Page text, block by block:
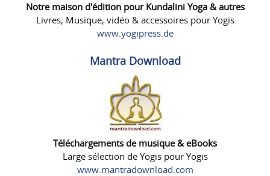
Notre maison d'édition pour Kundalini Yoga & autres
Livres, Musique, vidéo & accessoires pour Yogis
www.yogipress.de
Mantra Download
Téléchargements de musique & eBooks
Large sélection de Yogis pour Yogis
www.mantradownload.com